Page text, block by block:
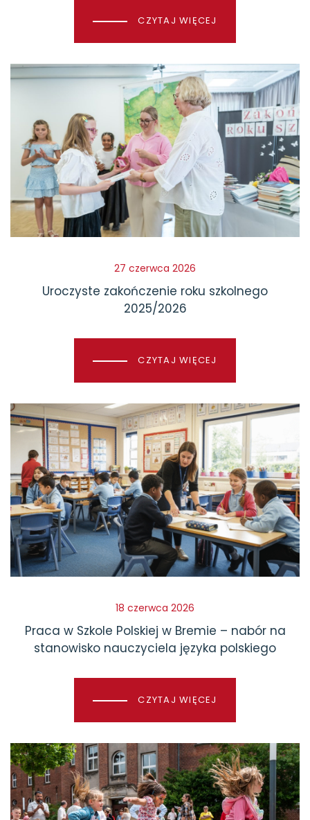
CZYTAJ WIĘCEJ
27 czerwca 2026
Uroczyste zakończenie roku szkolnego
2025/2026
CZYTAJ WIĘCEJ
18 czerwca 2026
Praca w Szkole Polskiej w Bremie – nabór na
stanowisko nauczyciela języka polskiego
CZYTAJ WIĘCEJ